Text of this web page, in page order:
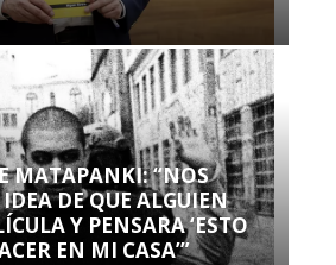
MATAPANKI: “NOS
DE QUE ALGUIEN
Y PENSARA ‘ESTO
EN MI CASA’”